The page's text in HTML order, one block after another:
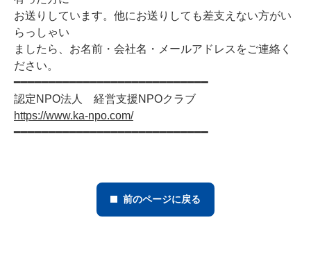
お送りしています。他にお送りしても差支えない方がい
らっしゃい
ましたら、お名前・会社名・メールアドレスをご連絡く
ださい。
━━━━━━━━━━━━━━━━━━━━━━━━━━━━
認定NPO法人 経営支援NPOクラブ
https://www.ka-npo.com/
━━━━━━━━━━━━━━━━━━━━━━━━━━━━
前のページに戻る